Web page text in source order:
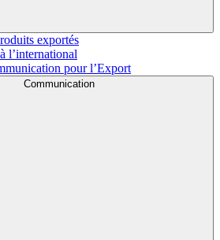
exportés
l’international
pour l’Export
Communication